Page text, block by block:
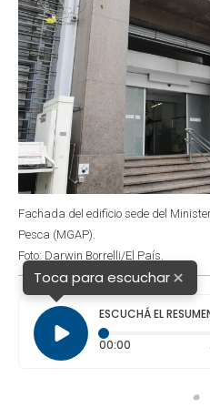
Fachada del edificio sede del
Pesca (MGAP).
Foto: Darwin Borrelli/El País.
Toca para escuchar×
ESCUCHÁ EL
00:00 Tiempo